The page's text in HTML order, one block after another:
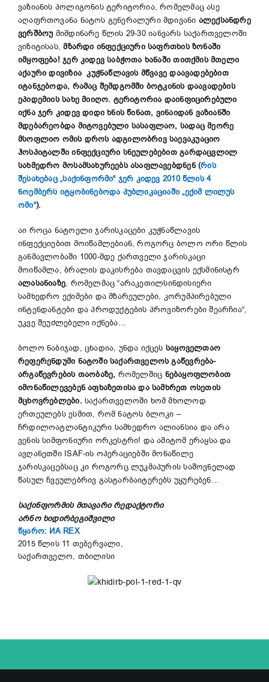
ვაზიანის პოლიგონის ტერიტორია, რომელმაც ასე
აღაფრთოვანა ნატოს გენერალური მდივანი ალექსანდრე
ვერშბოუ მიმდინარე წლის 29-30 იანვარს საქართველოში
ვიზიტისას,მზარდი ინფექციური საფრთხის ზონაში
იმყოფება! ჯერ კიდევ საბჭოთა ხანაში თითქმის მთელი
აქაური დივიზია კუჭნაწლავის მწვავე დაავადებებით
იტანჯებოდა, რამაც შემდგომში ბოტკინის დაავადების
ეპიდემიის სახე მიიღო. ტერიტორია დაინფიცირებული
იქნა ჯერ კიდევ დიდი ხნის წინათ, ვინაიდან ვაზიანში
მდებარეობდა მიტოვებული სასაფლაო, სადაც მეორე
მსოფლიო ომის დროს ადგილობრივ საევაკუაციო
ჰოსპიტალში ინფექციური სნეულებებით გარდაცვლილ
სახმედრო მოსამსახურეებს ასაფლავებდნენ (რის
შესახებაც „საქინფორმი“ ჯერ კიდევ 2010 წლის 4
ნოემბერს იტყობინებოდა პუბლიკაციაში „ექიმ ლილუს
ომი“).
აი როცა ნატოელი ჯარისკაცები კუჭნაწლავის
ინფექციებით მოიწამლებიან, როგორც ბოლო ორი წლის
განმავლობაში 1000-მდე ქართველი ჯარისკაცი
მოიწამლა, ბრალის დაკისრება თავდაცვის ექსმინისტრ
ალასანიაზე, რომელმაც “არაკეთილსინდისიერი
სამხედრო ექიმები და მზარეულები, კორუმპირებული
ინტენდანტები და პროდუქტების პროვიზორები შეარჩია“,
უკვე შეუძლებელი იქნება…
ბოლო ნაბიჯად, ცხადია, უნდა იქცეს საყოველთაო
რეფერენდუმი ნატოში საქართველოს გაწევრება-
არგაწევრების თაობაზე, რომელშიც ნებაყოფლობით
იმონაწილევებენ აფხაზეთისა და სამხრეთ ოსეთის
მცხოვრებლები. საქართველოში ხომ მხოლოდ
ერთეულებს ესმით, რომ ნატოს ბლოკი –
ჩრდილოატლანტიკური სამხედრო ალიანსია და არა
ვენის სიმფონიური ორკესტრი! და ამიტომ ერაყსა და
ავღანეთში ISAF-ის ოპერაციებში მონაწილე
ჯარისკაცებსაც კი როგორც ლუკმაპურის საშოვნელად
წასულ ჩვეულებრივ გასტარბაიტერებს უყურებენ…
საქინფორმის მთავარი რედაქტორი
არნო ხიდირბეგიშვილი
წყარო: ИА REX
2015 წლის 11 თებერვალი,
საქართველო, თბილისი